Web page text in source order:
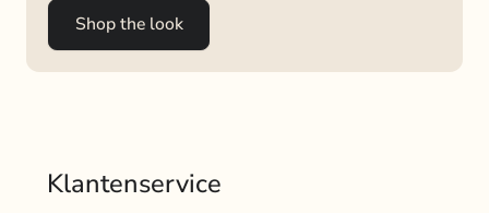
Shop the look
Klantenservice